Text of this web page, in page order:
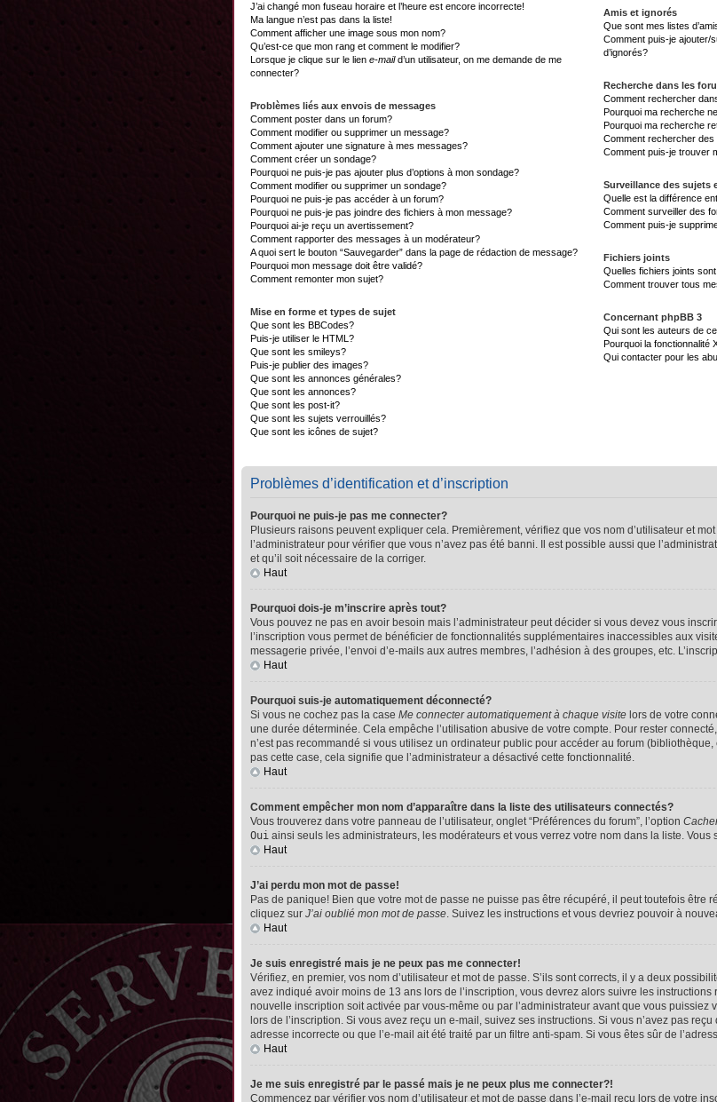
J’ai changé mon fuseau horaire et l’heure est encore incorrecte!
Ma langue n’est pas dans la liste!
Comment afficher une image sous mon nom?
Qu’est-ce que mon rang et comment le modifier?
Lorsque je clique sur le lien e-maild’un utilisateur, on me demande de me
connecter?
Problèmes liés aux envois de messages
Comment poster dans un forum?
Comment modifier ou supprimer un message?
Comment ajouter une signature à mes messages?
Comment créer un sondage?
Pourquoi ne puis-je pas ajouter plus d’options à mon sondage?
Comment modifier ou supprimer un sondage?
Pourquoi ne puis-je pas accéder à un forum?
Pourquoi ne puis-je pas joindre des fichiers à mon message?
Pourquoi ai-je reçu un avertissement?
Comment rapporter des messages à un modérateur?
A quoi sert le bouton “Sauvegarder” dans la page de rédaction de message?
Pourquoi mon message doit être validé?
Comment remonter mon sujet?
Mise en forme et types de sujet
Que sont les BBCodes?
Puis-je utiliser le HTML?
Que sont les smileys?
Puis-je publier des images?
Que sont les annonces générales?
Que sont les annonces?
Que sont les post-it?
Que sont les sujets verrouillés?
Que sont les icônes de sujet?
Amis et ignorés
Que sont mes listes
Comment puis-je ajouter/
d’ignorés?
Recherche dans les
Comment rechercher
Pourquoi ma recherche
Pourquoi ma recherche
Comment rechercher des
Comment puis-je trouver
Surveillance des sujets
Quelle est la différence
Comment surveiller des
Comment puis-je
Fichiers joints
Quelles fichiers joints
Comment trouver tous
Concernant phpBB 3
Qui sont les auteurs de
Pourquoi la fonctionnalité
Qui contacter pour les
Problèmes d’identification et d’inscription
Pourquoi ne puis-je pas me connecter?
Plusieurs raisons peuvent expliquer cela. Premièrement, vérifiez que vos nom d’utilisateur et
l’administrateur pour vérifier que vous n’avez pas été banni. Il est possible aussi que
et qu’il soit nécessaire de la corriger.
Haut
Pourquoi dois-je m’inscrire après tout?
Vous pouvez ne pas en avoir besoin mais l’administrateur peut décider si vous devez vous
l’inscription vous permet de bénéficier de fonctionnalités supplémentaires inaccessibles aux
messagerie privée, l’envoi d’e-mails aux autres membres, l’adhésion à des groupes, etc.
Haut
Pourquoi suis-je automatiquement déconnecté?
Si vous ne cochez pas la case Me connecter automatiquement à chaque visite lors de votre
une durée déterminée. Cela empêche l’utilisation abusive de votre compte. Pour rester
n’est pas recommandé si vous utilisez un ordinateur public pour accéder au forum
pas cette case, cela signifie que l’administrateur a désactivé cette fonctionnalité.
Haut
Comment empêcher mon nom d’apparaître dans la liste des utilisateurs connectés?
Vous trouverez dans votre panneau de l’utilisateur, onglet “Préférences du forum”, l’option
Oui ainsi seuls les administrateurs, les modérateurs et vous verrez votre nom dans la liste.
Haut
J’ai perdu mon mot de passe!
Pas de panique! Bien que votre mot de passe ne puisse pas être récupéré, il peut toutefois être
cliquez sur J’ai oublié mon mot de passe. Suivez les instructions et vous devriez pouvoir à
Haut
Je suis enregistré mais je ne peux pas me connecter!
Vérifiez, en premier, vos nom d’utilisateur et mot de passe. S’ils sont corrects, il y a deux
avez indiqué avoir moins de 13 ans lors de l’inscription, vous devrez alors suivre les
nouvelle inscription soit activée par vous-même ou par l’administrateur avant que vous puissiez
lors de l’inscription. Si vous avez reçu un e-mail, suivez ses instructions. Si vous n’avez pas
adresse incorrecte ou que l’e-mail ait été traité par un filtre anti-spam. Si vous êtes sûr de
Haut
Je me suis enregistré par le passé mais je ne peux plus me connecter?!
Commencez par vérifier vos nom d’utilisateur et mot de passe dans l’e-mail reçu lors de votre